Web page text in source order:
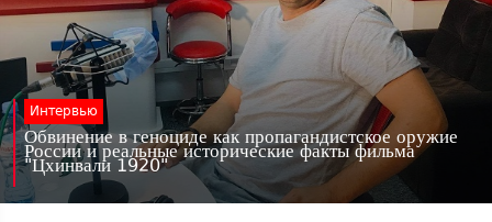
Интервью
Обвинение в геноциде как пропагандистское оружие
России и реальные исторические факты фильма
"Цхинвали 1920"